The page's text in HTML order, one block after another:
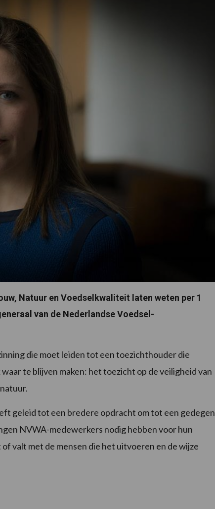
Natuur en Voedselkwaliteit laten weten per 1
van de Nederlandse Voedsel-
die moet leiden tot een toezichthouder die
te blijven maken: het toezicht op de veiligheid van
geleid tot een bredere opdracht om tot een gedegen
NVWA-medewerkers nodig hebben voor hun
valt met de mensen die het uitvoeren en de wijze